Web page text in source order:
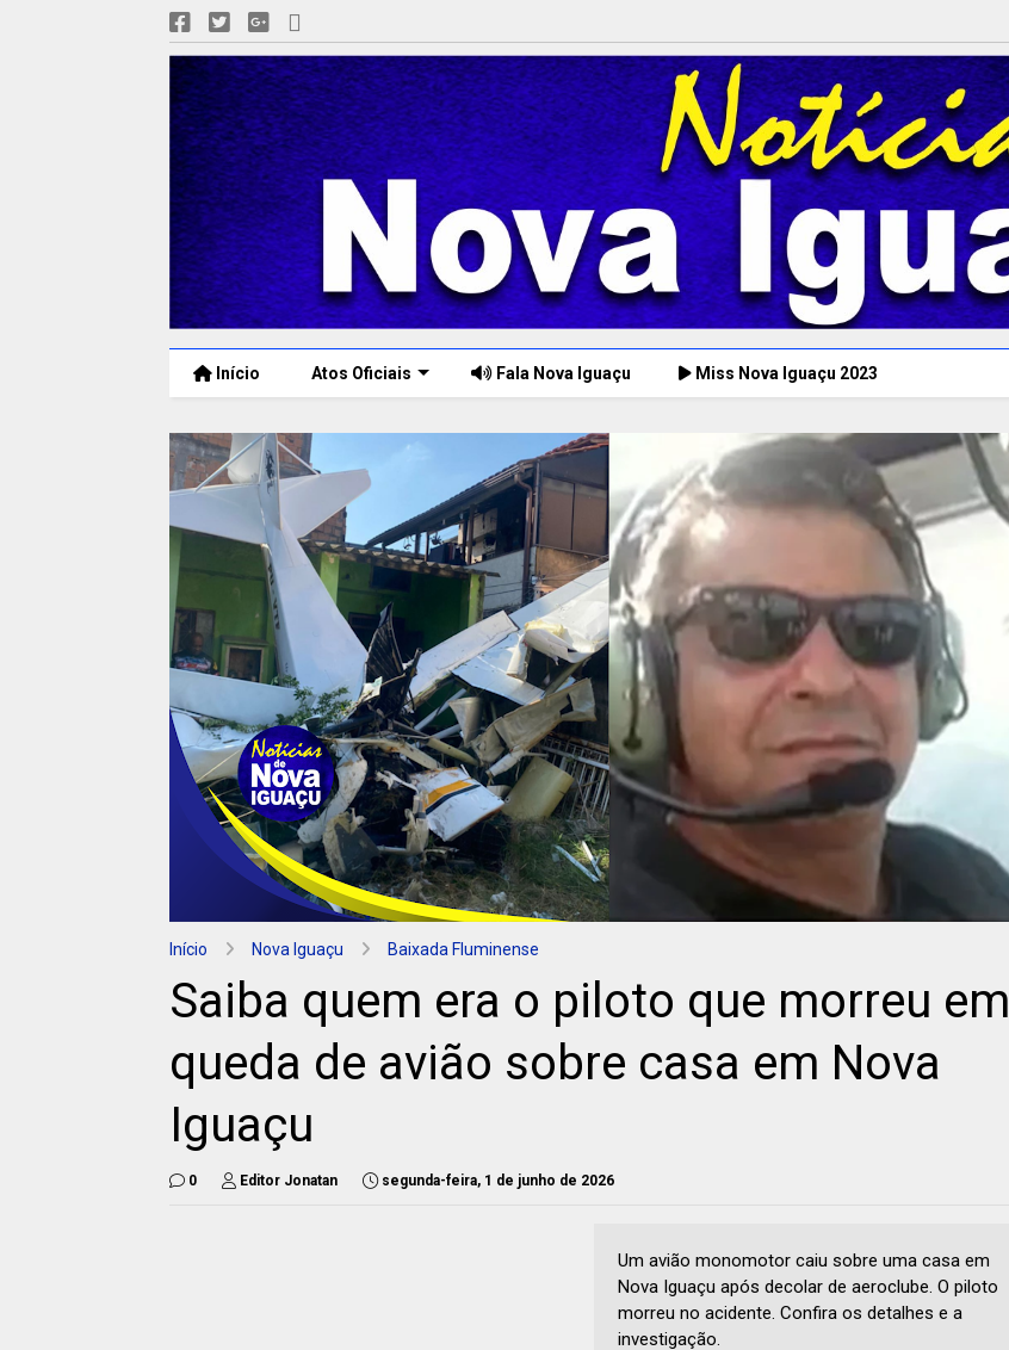
Início Atos Oficiais Fala Nova Iguaçu Miss Nova Iguaçu 2023
Início Nova Iguaçu Baixada Fluminense
Saiba quem era o piloto que morreu em
queda de avião sobre casa em Nova
Iguaçu
0 Editor Jonatan segunda-feira, 1 de junho de 2026
Um avião monomotor caiu sobre uma casa em
Nova Iguaçu após decolar de aeroclube. O piloto
morreu no acidente. Confira os detalhes e a
investigação.